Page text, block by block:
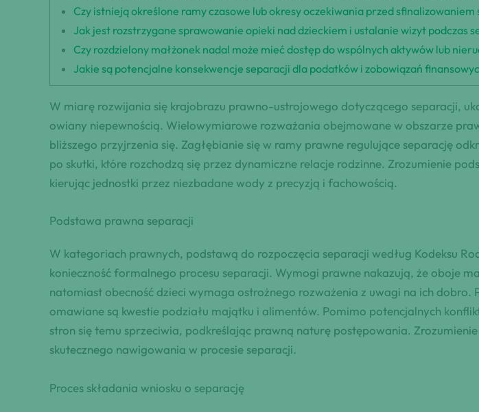
Czy istnieją określone ramy czasowe lub okresy oczekiwania przed sfinalizowaniem
Jak jest rozstrzygane sprawowanie opieki nad dzieckiem i ustalanie wizyt podczas
Czy rozdzielony małżonek nadal może mieć dostęp do wspólnych aktywów lub
Jakie są potencjalne konsekwencje separacji dla podatków i zobowiązań
W miarę rozwijania się krajobrazu prawno-ustrojowego dotyczącego separacji,
owiany niepewnością. Wielowymiarowe rozważania obejmowane w obszarze
bliższego przyjrzenia się. Zagłębianie się w ramy prawne regulujące separację
po skutki, które rozchodzą się przez dynamiczne relacje rodzinne. Zrozumienie
kierując jednostki przez niezbadane wody z precyzją i fachowością.
Podstawa prawna separacji
W kategoriach prawnych, podstawą do rozpoczęcia separacji według Kodeksu
konieczność formalnego procesu separacji. Wymogi prawne nakazują, że oboje
natomiast obecność dzieci wymaga ostrożnego rozważenia z uwagi na ich
omawiane są kwestie podziału majątku i alimentów. Pomimo potencjalnych
stron się temu sprzeciwia, podkreślając prawną naturę postępowania.
skutecznego nawigowania w procesie separacji.
Proces składania wniosku o separację